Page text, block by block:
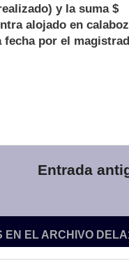
y la suma $
alojado en
fecha por el
Entrada
EN EL ARCHIVO